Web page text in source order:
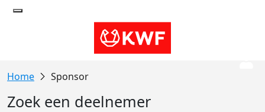
Sponsor
Zoek een deelnemer